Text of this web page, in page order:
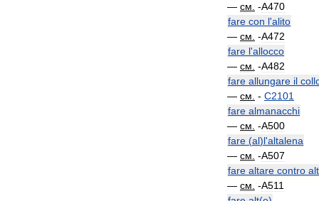
— см -A470
fare con l'alito
— см -A472
fare l'allocco
— см -A482
fare allungare il
— см - C2101
fare almanacchi
— см -A500
fare (al)l'altalena
— см -A507
fare altare contro
— см -A511